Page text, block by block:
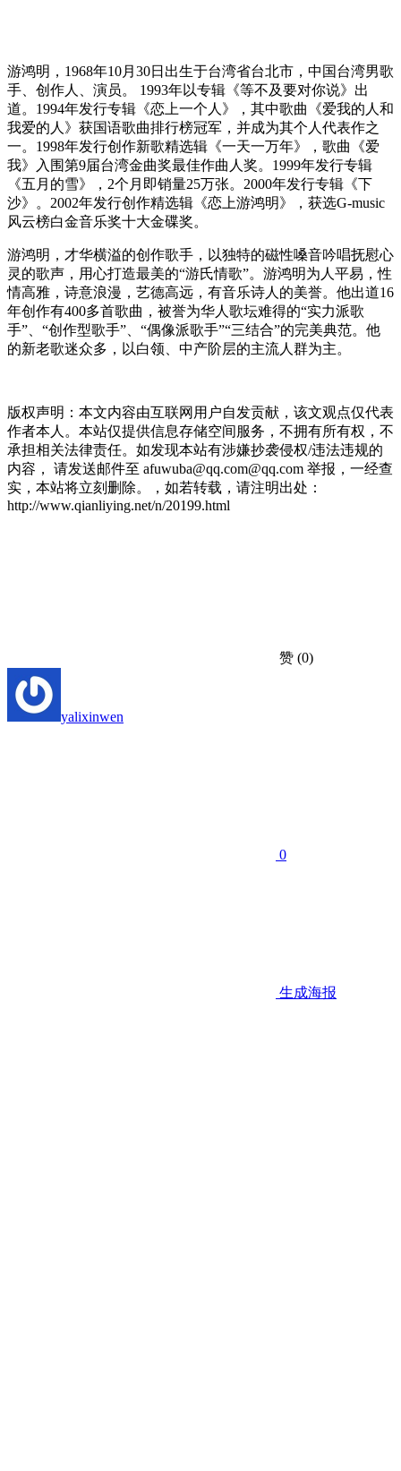
游鸿明，1968年10月30日出生于台湾省台北市，中国台湾男歌
手、创作人、演员。 1993年以专辑《等不及要对你说》出
道。1994年发行专辑《恋上一个人》，其中歌曲《爱我的人和
我爱的人》获国语歌曲排行榜冠军，并成为其个人代表作之
一。1998年发行创作新歌精选辑《一天一万年》，歌曲《爱
我》入围第9届台湾金曲奖最佳作曲人奖。1999年发行专辑
《五月的雪》，2个月即销量25万张。2000年发行专辑《下
沙》。2002年发行创作精选辑《恋上游鸿明》，获选G-music
风云榜白金音乐奖十大金碟奖。
游鸿明，才华横溢的创作歌手，以独特的磁性嗓音吟唱抚慰心
灵的歌声，用心打造最美的“游氏情歌”。游鸿明为人平易，性
情高雅，诗意浪漫，艺德高远，有音乐诗人的美誉。他出道16
年创作有400多首歌曲，被誉为华人歌坛难得的“实力派歌
手”、“创作型歌手”、“偶像派歌手”“三结合”的完美典范。他
的新老歌迷众多，以白领、中产阶层的主流人群为主。
版权声明：本文内容由互联网用户自发贡献，该文观点仅代表
作者本人。本站仅提供信息存储空间服务，不拥有所有权，不
承担相关法律责任。如发现本站有涉嫌抄袭侵权/违法违规的
内容， 请发送邮件至 afuwuba@qq.com@qq.com 举报，一经查
实，本站将立刻删除。，如若转载，请注明出处：
http://www.qianliying.net/n/20199.html
赞 (0)
yalixinwen
0
生成海报